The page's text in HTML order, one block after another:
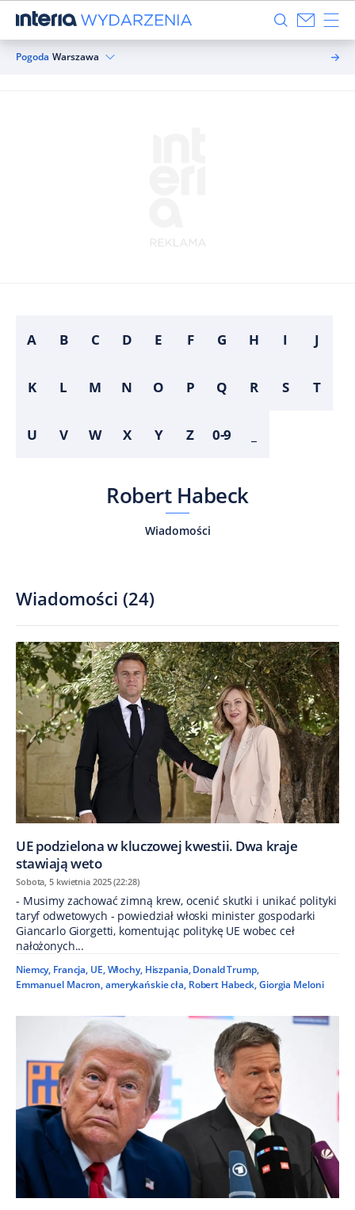
Pogoda Warszawa
A B C D E F G H I J
K L M N O P Q R S T
U V W X Y Z 0-9
Robert Habeck
Wiadomości
Wiadomości (24)
UE podzielona w kluczowej kwestii. Dwa kraje
stawiają weto
Sobota, 5 kwietnia 2025 (22:28)
- Musimy zachować zimną krew, ocenić skutki i unikać polityki
taryf odwetowych - powiedział włoski minister gospodarki
Giancarlo Giorgetti, komentując politykę UE wobec ceł
nałożonych...
Niemcy, Francja, UE,Włochy, Hiszpania, Donald Trump,
Emmanuel Macron,amerykańskie cła, Robert Habeck,Giorgia Meloni